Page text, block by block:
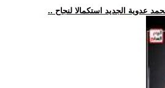
عدوية الجديد استكمالا لنجاح